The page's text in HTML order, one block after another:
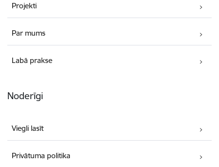
Projekti
Par mums
Labā prakse
Noderīgi
Viegli lasīt
Privātuma politika